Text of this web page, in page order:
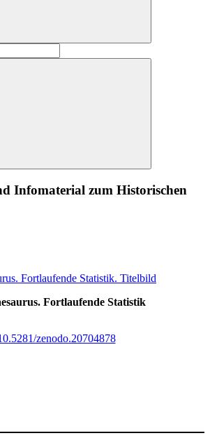
Suchen
Infomaterial zum Historischen
Fortlaufende Statistik
zenodo.20704878